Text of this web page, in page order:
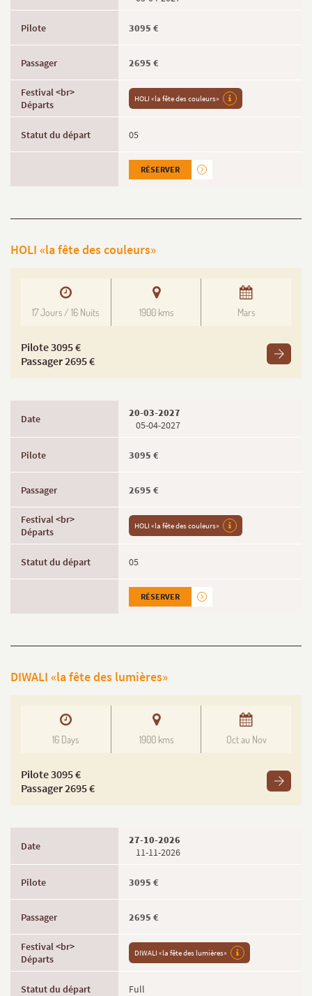
3095 €
2695 €
HOLI «la fête des couleurs»
05
RÉSERVER
HOLI «la fête des couleurs»
17 Jours / 16 Nuits 1900 kms Mars
Pilote 3095 €
Passager 2695 €
20-03-2027
05-04-2027
3095 €
2695 €
HOLI «la fête des couleurs»
05
RÉSERVER
DIWALI «la fête des lumières»
16 Days 1900 kms Oct au Nov
Pilote 3095 €
Passager 2695 €
27-10-2026
11-11-2026
3095 €
2695 €
DIWALI «la fête des lumières»
Full